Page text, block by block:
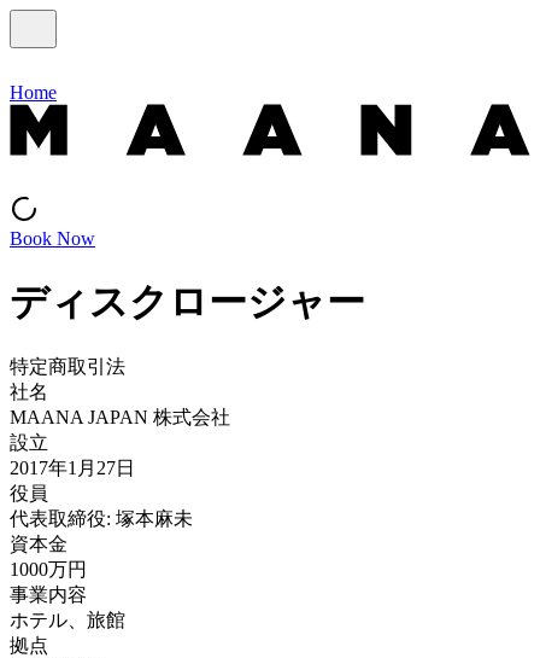
Home
Book Now
ディスクロージャー
特定商取引法
社名
MAANA JAPAN 株式会社
設立
2017年1月27日
役員
代表取締役: 塚本麻未
資本金
1000万円
事業内容
ホテル、旅館
拠点